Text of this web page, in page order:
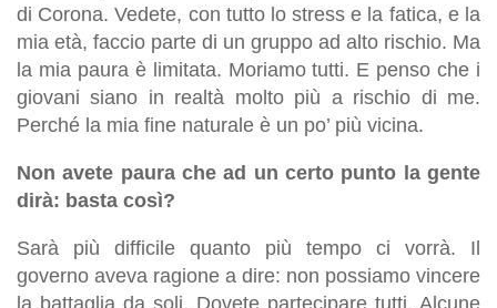
di Corona. Vedete, con tutto lo stress e la fatica, e la
mia età, faccio parte di un gruppo ad alto rischio. Ma
la mia paura è limitata. Moriamo tutti. E penso che i
giovani siano in realtà molto più a rischio di me.
Perché la mia fine naturale è un po’ più vicina.
Non avete paura che ad un certo punto la gente
dirà: basta così?
Sarà più difficile quanto più tempo ci vorrà. Il
governo aveva ragione a dire: non possiamo vincere
la battaglia da soli. Dovete partecipare tutti. Alcune